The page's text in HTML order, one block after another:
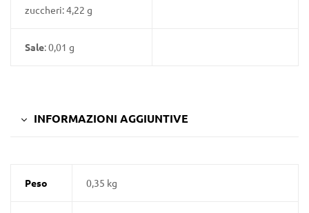
zuccheri: 4,22 g
Sale: 0,01 g
INFORMAZIONI AGGIUNTIVE
Peso 0,35 kg